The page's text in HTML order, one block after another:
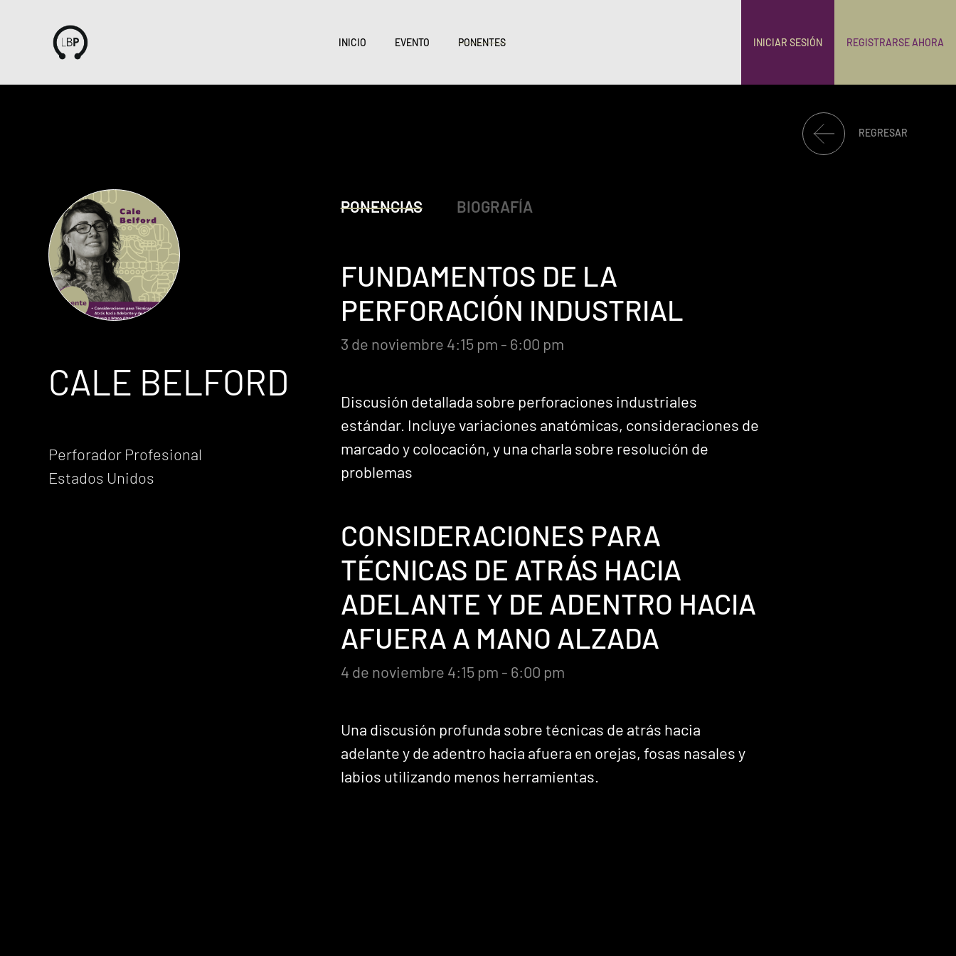
INICIO EVENTO PONENTES INICIAR SESIÓN REGISTRARSE AHORA
REGRESAR
CALE BELFORD
Perforador Profesional
Estados Unidos
PONENCIAS BIOGRAFÍA
FUNDAMENTOS DE LA
PERFORACIÓN INDUSTRIAL
3 de noviembre 4:15 pm - 6:00 pm
Discusión detallada sobre perforaciones industriales
estándar. Incluye variaciones anatómicas, consideraciones de
marcado y colocación, y una charla sobre resolución de
problemas
CONSIDERACIONES PARA
TÉCNICAS DE ATRÁS HACIA
ADELANTE Y DE ADENTRO HACIA
AFUERA A MANO ALZADA
4 de noviembre 4:15 pm - 6:00 pm
Una discusión profunda sobre técnicas de atrás hacia
adelante y de adentro hacia afuera en orejas, fosas nasales y
labios utilizando menos herramientas.